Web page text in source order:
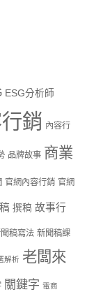
ESG分析師
銷 內容行
品牌故事 商業
官網內容行銷 官網
撰稿 故事行
稿寫法 新聞稿課
解析 老闆來
關鍵字 電商